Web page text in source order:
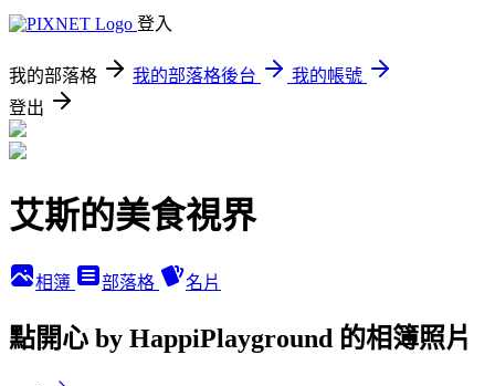
登入
我的部落格 我的部落格後台
我的帳號
登出
艾斯的美食視界
相簿 部落格 名片
點開心 by HappiPlayground 的相簿照片